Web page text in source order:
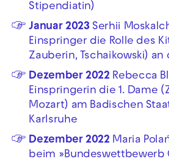
Stipendiatin)
Januar 2023Serhii
Einspringer die Rolle des
Zauberin, Tschaikowski)
Dezember 2022 Rebecca
Einspringerin die 1. Dame
Mozart) am Badischen
Karlsruhe
Dezember 2022Maria
beim »Bundeswettbewerb